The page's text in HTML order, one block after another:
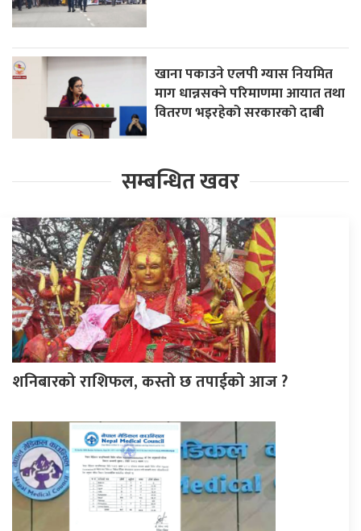
खाना पकाउने एलपी ग्यास नियमित
माग धान्नसक्ने परिमाणमा आयात तथा
वितरण भइरहेको सरकारको दाबी
सम्बन्धित खवर
शनिबारको राशिफल, कस्तो छ तपाईको आज ?